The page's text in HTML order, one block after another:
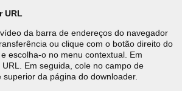
URL
da barra de endereços do navegador
ou clique com o botão direito do
escolha-o no menu contextual. Em
Em seguida, cole no campo de
da página do downloader.